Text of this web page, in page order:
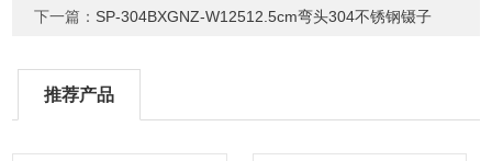
下一篇： SP-304BXGNZ-W12512.5cm弯头304不锈钢镊子
推荐产品